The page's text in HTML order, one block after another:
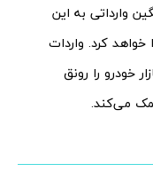
وارداتی به این
کرد. واردات
خودرو را رونق
می‌کند.